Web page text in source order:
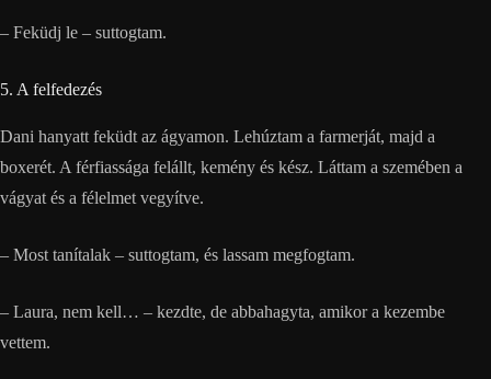
– Feküdj le – suttogtam.
5. A felfedezés
Dani hanyatt feküdt az ágyamon. Lehúztam a farmerját, majd a
boxerét. A férfiassága felállt, kemény és kész. Láttam a szemében a
vágyat és a félelmet vegyítve.
– Most tanítalak – suttogtam, és lassam megfogtam.
– Laura, nem kell… – kezdte, de abbahagyta, amikor a kezembe
vettem.